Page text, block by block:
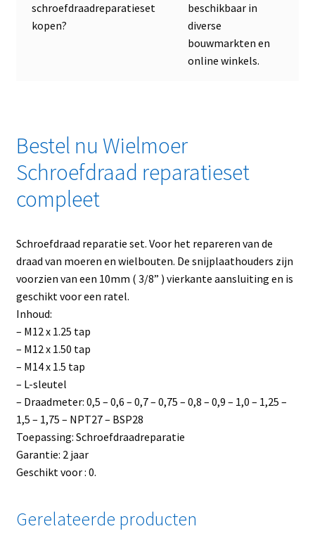
schroefdraadreparatieset
kopen?
beschikbaar in
diverse
bouwmarkten en
online winkels.
Bestel nu Wielmoer
Schroefdraad reparatieset
compleet
Schroefdraad reparatie set. Voor het repareren van de
draad van moeren en wielbouten. De snijplaathouders zijn
voorzien van een 10mm ( 3/8” ) vierkante aansluiting en is
geschikt voor een ratel.
Inhoud:
– M12 x 1.25 tap
– M12 x 1.50 tap
– M14 x 1.5 tap
– L-sleutel
– Draadmeter: 0,5 – 0,6 – 0,7 – 0,75 – 0,8 – 0,9 – 1,0 – 1,25 –
1,5 – 1,75 – NPT27 – BSP28
Toepassing: Schroefdraadreparatie
Garantie: 2 jaar
Geschikt voor : 0.
Gerelateerde producten